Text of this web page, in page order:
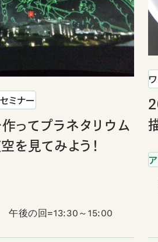
ミナー
ってプラネタリウム
を見てみよう！
午後の回=13:30～15:00